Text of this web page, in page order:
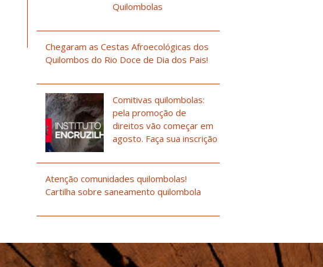
Quilombolas
Chegaram as Cestas Afroecológicas dos
Quilombos do Rio Doce de Dia dos Pais!
Comitivas quilombolas:
pela promoção de
direitos vão começar em
agosto. Faça sua inscrição
Atenção comunidades quilombolas!
Cartilha sobre saneamento quilombola